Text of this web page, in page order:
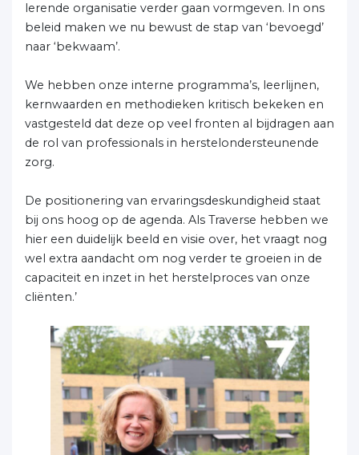
lerende organisatie verder gaan vormgeven. In ons
beleid maken we nu bewust de stap van ‘bevoegd’
naar ‘bekwaam’.
We hebben onze interne programma’s, leerlijnen,
kernwaarden en methodieken kritisch bekeken en
vastgesteld dat deze op veel fronten al bijdragen aan
de rol van professionals in herstelondersteunende
zorg.
De positionering van ervaringsdeskundigheid staat
bij ons hoog op de agenda. Als Traverse hebben we
hier een duidelijk beeld en visie over, het vraagt nog
wel extra aandacht om nog verder te groeien in de
capaciteit en inzet in het herstelproces van onze
cliënten.’